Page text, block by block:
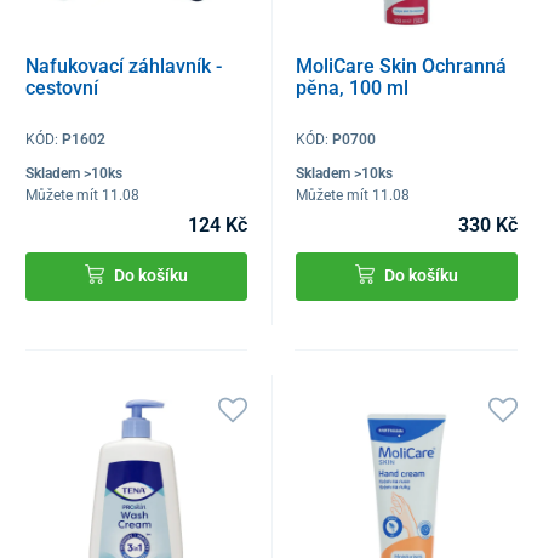
Nafukovací záhlavník -
cestovní
KÓD: P1602
Skladem >10ks
Můžete mít 11.08
124 Kč
Do košíku
MoliCare Skin Ochranná
pěna, 100 ml
KÓD:P0700
Skladem >10ks
Můžete mít 11.08
330 Kč
Do košíku